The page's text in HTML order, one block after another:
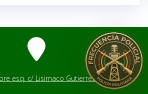
esq. c/ Lisimaco Gutierrez # 2541